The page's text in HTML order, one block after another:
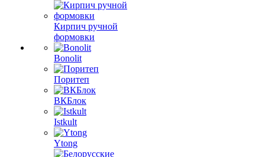
Кирпич ручной
формовки
Bonolit
Поритеп
ВКБлок
Istkult
Ytong